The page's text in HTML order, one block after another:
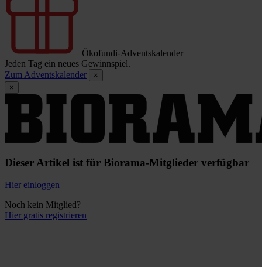
Ökofundi-Adventskalender
Jeden Tag ein neues Gewinnspiel.
Zum Adventskalender
×
×
Dieser Artikel ist für Biorama-Mitglieder verfügbar
Hier einloggen
Noch kein Mitglied?
Hier gratis registrieren